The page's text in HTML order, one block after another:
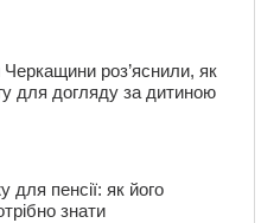
роз’яснили, як
для догляду за дитиною
для пенсії: як його
знати